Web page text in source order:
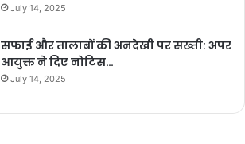
July 14, 2025
सफाई और तालाबों की अनदेखी पर सख्ती: अपर
आयुक्त ने दिए नोटिस…
July 14, 2025